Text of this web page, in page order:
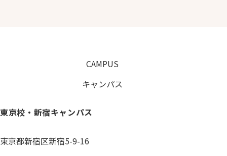
CAMPUS
キャンパス
東京校・新宿キャンパス
東京都新宿区新宿5-9-16